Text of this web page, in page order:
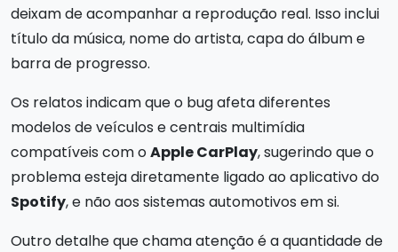
deixam de acompanhar a reprodução real. Isso inclui
título da música, nome do artista, capa do álbum e
barra de progresso.
Os relatos indicam que o bug afeta diferentes
modelos de veículos e centrais multimídia
compatíveis com oApple CarPlay, sugerindo que o
problema esteja diretamente ligado ao aplicativo do
Spotify, e não aos sistemas automotivos em si.
Outro detalhe que chama atenção é a quantidade de